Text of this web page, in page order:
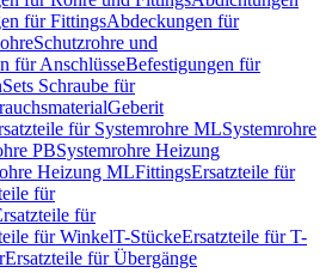
für FittingsAbdeckungen für
Schutzrohre und
für AnschlüsseBefestigungen für
Sets Schraube für
Geberit
für Systemrohre MLSystemrohre
PBSystemrohre Heizung
Heizung MLFittingsErsatzteile für
für
für
für WinkelT-StückeErsatzteile für T-
Ersatzteile für Übergänge